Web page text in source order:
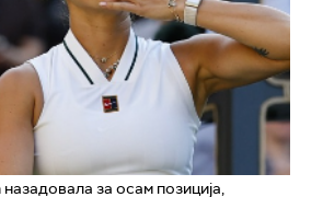
за осам позиција,